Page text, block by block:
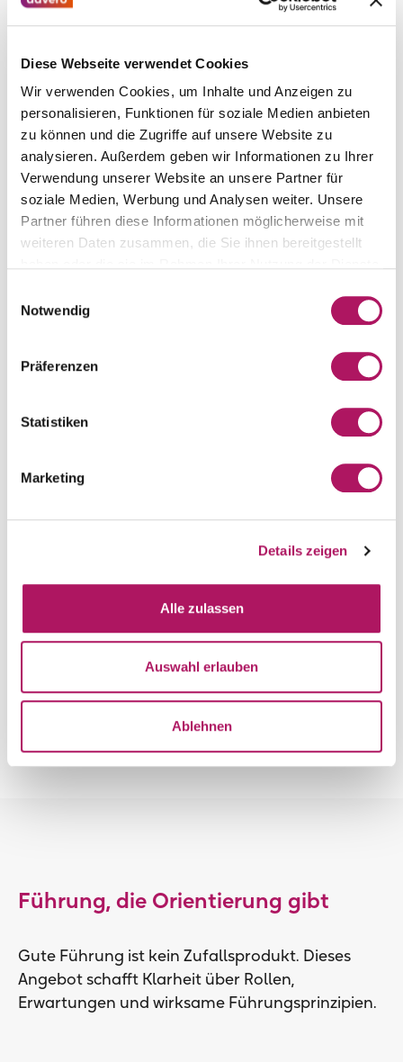
Diese Webseite verwendet Cookies
Wir verwenden Cookies, um Inhalte und Anzeigen zu
personalisieren, Funktionen für soziale Medien anbieten
zu können und die Zugriffe auf unsere Website zu
analysieren. Außerdem geben wir Informationen zu Ihrer
Verwendung unserer Website an unsere Partner für
soziale Medien, Werbung und Analysen weiter. Unsere
Partner führen diese Informationen möglicherweise mit
weiteren Daten zusammen, die Sie ihnen bereitgestellt
Notwendig
Präferenzen
Statistiken
Marketing
Details zeigen
Alle zulassen
Auswahl erlauben
Ablehnen
Wettbewerbsvorteil
Erstanalyse:
(Blended Learning, Learning
für eine wirksame Lernkultur
Investition:
9.500 € zzgl. MwSt.
Führung, die Orientierung gibt
Gute Führung ist kein Zufallsprodukt. Dieses
Angebot schafft Klarheit über Rollen,
Erwartungen und wirksame Führungsprinzipien.